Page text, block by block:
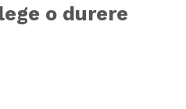
o durere